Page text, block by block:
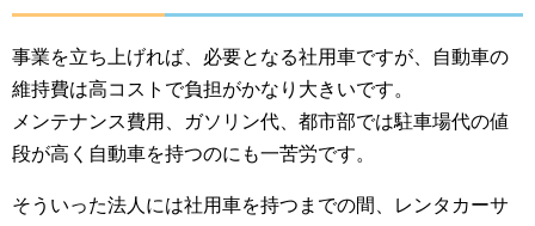
事業を立ち上げれば、必要となる社用車ですが、自動車の
維持費は高コストで負担がかなり大きいです。
メンテナンス費用、ガソリン代、都市部では駐車場代の値
段が高く自動車を持つのにも一苦労です。
そういった法人には社用車を持つまでの間、レンタカーサ